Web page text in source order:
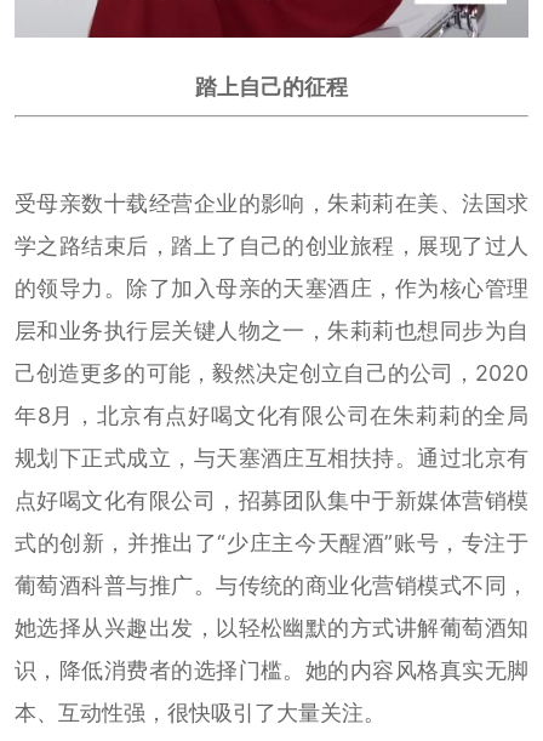
踏上自己的征程
受母亲数十载经营企业的影响，朱莉莉在美、法国求
学之路结束后，踏上了自己的创业旅程，展现了过人
的领导力。除了加入母亲的天塞酒庄，作为核心管理
层和业务执行层关键人物之一，朱莉莉也想同步为自
己创造更多的可能，毅然决定创立自己的公司，2020
年8月，北京有点好喝文化有限公司在朱莉莉的全局
规划下正式成立，与天塞酒庄互相扶持。通过北京有
点好喝文化有限公司，招募团队集中于新媒体营销模
式的创新，并推出了“少庄主今天醒酒”账号，专注于
葡萄酒科普与推广。与传统的商业化营销模式不同，
她选择从兴趣出发，以轻松幽默的方式讲解葡萄酒知
识，降低消费者的选择门槛。她的内容风格真实无脚
本、互动性强，很快吸引了大量关注。